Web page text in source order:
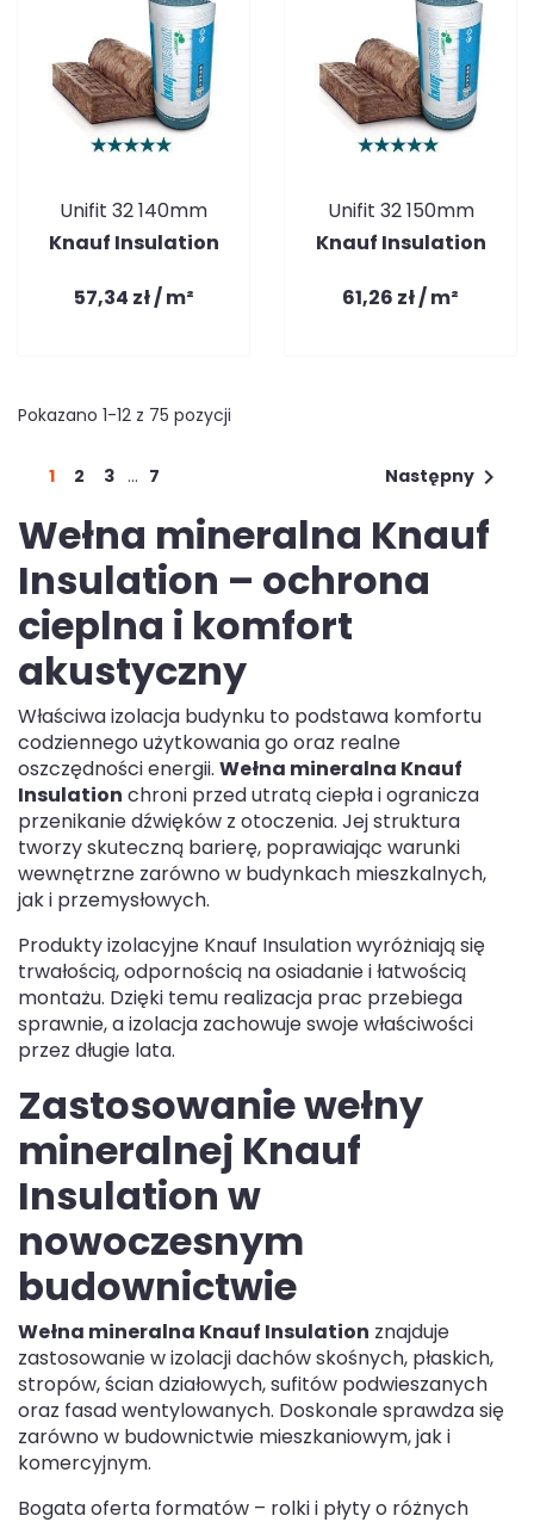
Unifit 32 140mm
Knauf Insulation
57,34 zł / m²
Unifit 32 150mm
Knauf Insulation
61,26 zł / m²
Pokazano 1-12 z 75 pozycji
1 2 3 … 7 Następny 
Wełna mineralna Knauf
Insulation – ochrona
cieplna i komfort
akustyczny
Właściwa izolacja budynku to podstawa komfortu
codziennego użytkowania go oraz realne
oszczędności energii. Wełna mineralna Knauf
Insulation chroni przed utratą ciepła i ogranicza
przenikanie dźwięków z otoczenia. Jej struktura
tworzy skuteczną barierę, poprawiając warunki
wewnętrzne zarówno w budynkach mieszkalnych,
jak i przemysłowych.
Produkty izolacyjne Knauf Insulation wyróżniają się
trwałością, odpornością na osiadanie i łatwością
montażu. Dzięki temu realizacja prac przebiega
sprawnie, a izolacja zachowuje swoje właściwości
przez długie lata.
Zastosowanie wełny
mineralnej Knauf
Insulation w
nowoczesnym
budownictwie
Wełna mineralna Knauf Insulation znajduje
zastosowanie w izolacji dachów skośnych, płaskich,
stropów, ścian działowych, sufitów podwieszanych
oraz fasad wentylowanych. Doskonale sprawdza się
zarówno w budownictwie mieszkaniowym, jak i
komercyjnym.
Bogata oferta formatów – rolki i płyty o różnych